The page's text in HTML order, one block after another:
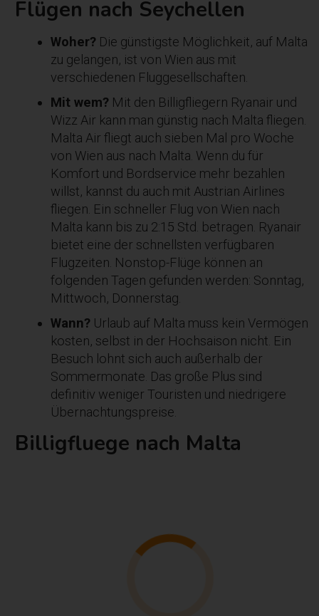
Flügen nach Seychellen
Woher? Die günstigste Möglichkeit, auf Malta
zu gelangen, ist von Wien aus mit
verschiedenen Fluggesellschaften.
Mit wem? Mit den Billigfliegern Ryanair und
Wizz Air kann man günstig nach Malta fliegen.
Malta Air fliegt auch sieben Mal pro Woche
von Wien aus nach Malta. Wenn du für
Komfort und Bordservice mehr bezahlen
willst, kannst du auch mit Austrian Airlines
fliegen. Ein schneller Flug von Wien nach
Malta kann bis zu 2:15 Std. betragen. Ryanair
bietet eine der schnellsten verfügbaren
Flugzeiten. Nonstop-Flüge können an
folgenden Tagen gefunden werden: Sonntag,
Mittwoch, Donnerstag.
Wann? Urlaub auf Malta muss kein Vermögen
kosten, selbst in der Hochsaison nicht. Ein
Besuch lohnt sich auch außerhalb der
Sommermonate. Das große Plus sind
definitiv weniger Touristen und niedrigere
Übernachtungspreise.
Billigfluege nach Malta